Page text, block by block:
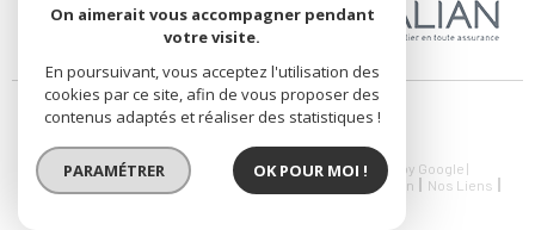
© 2026 | Tous droits réservés | Traduction powered by Google |
Nos Honoraires
Plan Du Site Admin
Nos Liens
On aimerait vous accompagner pendant
votre visite.
En poursuivant, vous acceptez l'utilisation des
cookies par ce site, afin de vous proposer des
contenus adaptés et réaliser des statistiques !
PARAMÉTRER OK POUR MOI !